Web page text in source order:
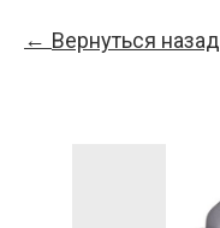
Вернуться назад